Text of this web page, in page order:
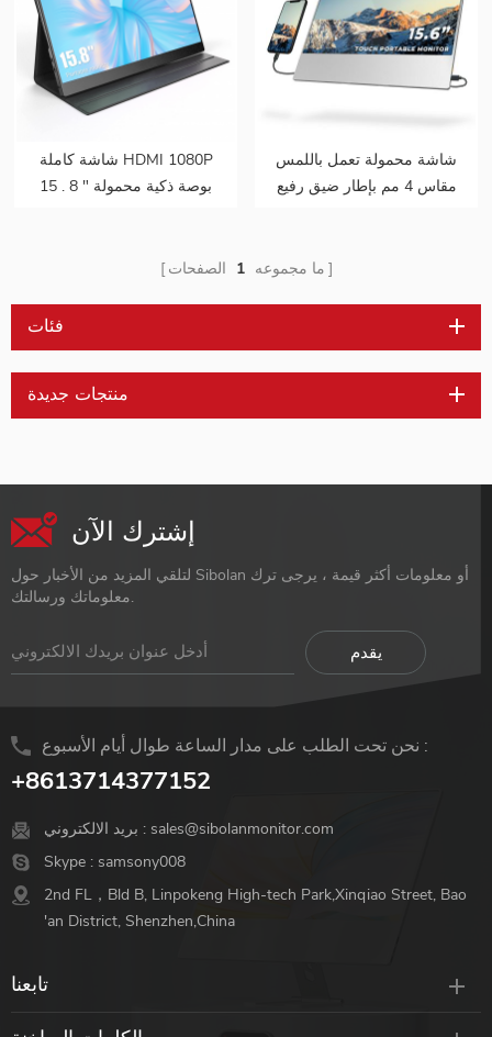
شاشة كاملة HDMI 1080P
15 . 8 " بوصة ذكية محمولة
شاشة محمولة تعمل باللمس
مقاس 4 مم بإطار ضيق رفيع
ما مجموعه 1 الصفحات
فئات
منتجات جديدة
إشترك الآن
لتلقي المزيد من الأخبار حول Sibolan أو معلومات أكثر قيمة ، يرجى ترك
معلوماتك ورسالتك.
نحن تحت الطلب على مدار الساعة طوال أيام الأسبوع :
+8613714377152
بريد الالكتروني : sales@sibolanmonitor.com
Skype : samsony008
2nd FL，Bld B, Linpokeng High-tech Park,Xinqiao Street, Bao
'an District, Shenzhen,China
تابعنا